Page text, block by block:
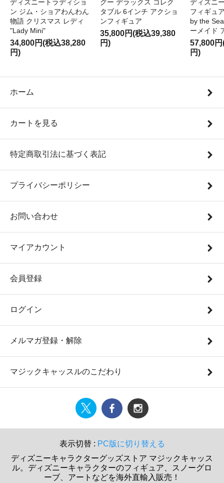
ディズニートラディショ
ン ジム・ショアわんわん
物語 クリスマス レディ
"Lady Mini"
34,800円(税込38,280
円)
グー デラックス コレク
タブル 6インチ アクショ
ンフィギュア
35,800円(税込39,380
円)
ディズニ
フィギュ
by the
ーメイド
57,800
円)
ホーム
カートを見る
特定商取引法に基づく表記
プライバシーポリシー
お問い合わせ
マイアカウント
会員登録
ログイン
メルマガ登録・解除
マジックキャッスルのこだわり
表示切替 : PC版に切り替える
ディズニーキャラクターグッズストア マジックキャッス
ル。ディズニーキャラクターのフィギュア、スノーグロ
ーブ、アートなどを海外直輸入販売！